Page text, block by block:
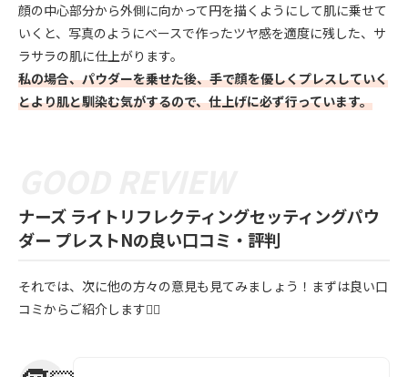
顔の中心部分から外側に向かって円を描くようにして肌に乗せて
いくと、写真のようにベースで作ったツヤ感を適度に残した、サ
ラサラの肌に仕上がります。
私の場合、パウダーを乗せた後、手で顔を優しくプレスしていく
とより肌と馴染む気がするので、仕上げに必ず行っています。
ナーズ ライトリフレクティングセッティングパウ
ダー プレストNの良い口コミ・評判
それでは、次に他の方々の意見も見てみましょう！まずは良い口
コミからご紹介します💁‍♀️